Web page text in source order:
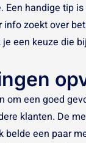
handige tip
zoekt over
een keuze die
een goed
klanten. De
een paar